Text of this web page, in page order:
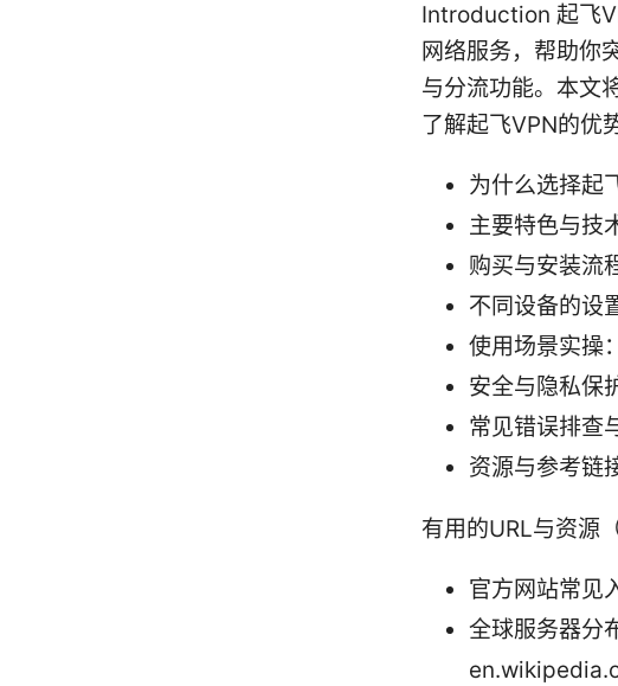
Introduction 起飞
网络服务，帮助你
与分流功能。本文
了解起飞VPN的优
为什么选择起
主要特色与技
购买与安装流
不同设备的设
使用场景实操
安全与隐私保
常见错误排查
资源与参考链
有用的URL与资源
官方网站常见
全球服务器分